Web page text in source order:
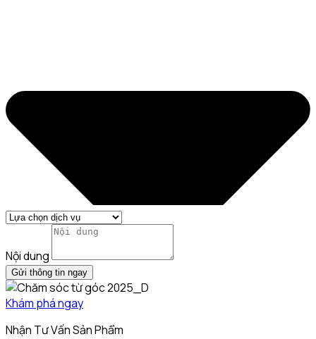
Nội dung
Gửi thông tin ngay
Khám phá ngay
Nhận Tư Vấn Sản Phẩm